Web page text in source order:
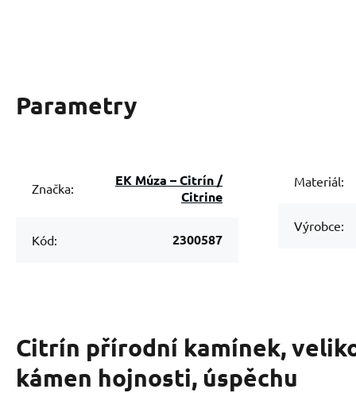
Parametry
Značka:
EK Múza – Citrín /
Citrine
Kód: 2300587
Materiál:
Výrobce:
Citrín přírodní kamínek,
kámen hojnosti, úspěchu